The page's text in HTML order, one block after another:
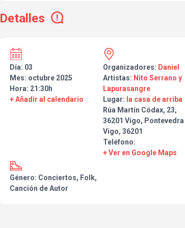
universo, de las huellas, del amor, la muerte y el proceso
Kanevsky o Javier Quintana.
Detalles
Día: 03
Mes: octubre 2025
Hora: 21:30h
+ Añadir al calendario
Organizadores: Daniel
Artistas: Nito Serrano y
Lapurasangre
Lugar: la casa de arriba
Rúa Martín Códax, 23,
36201 Vigo, Pontevedra
Vigo, 36201
Teléfono:
+ Ver en Google Maps
Género: Conciertos, Folk,
Canción de Autor